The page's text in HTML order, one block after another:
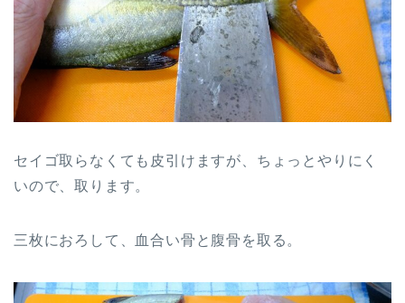
セイゴ取らなくても皮引けますが、ちょっとやりにく
いので、取ります。
三枚におろして、血合い骨と腹骨を取る。